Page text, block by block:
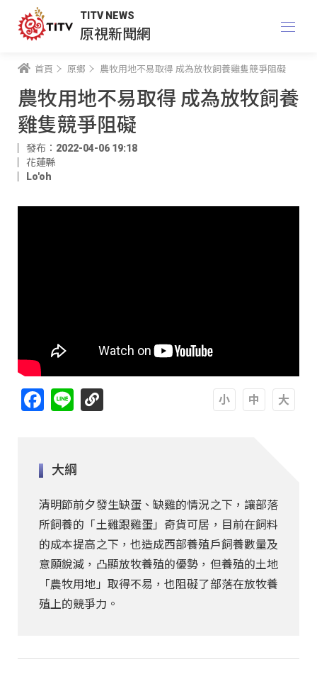
TITV NEWS
原視新聞網
首頁 原鄉 農牧用地不易取得 成為放牧飼養雞隻競爭阻礙
農牧用地不易取得 成為放牧飼養
雞隻競爭阻礙
發布：2022-04-06 19:18
花蓮縣
Lo'oh
Facebook
Line
大綱
清明節前夕發生缺蛋、缺雞的情況之下，讓部落
所飼養的「土雞跟雞蛋」奇貨可居，目前在飼料
的成本提高之下，也造成西部養殖戶飼養數量及
意願銳減，凸顯放牧養殖的優勢，但養殖的土地
「農牧用地」取得不易，也阻礙了部落在放牧養
殖上的競爭力。